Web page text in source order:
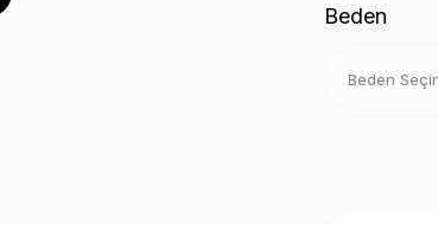
Beden